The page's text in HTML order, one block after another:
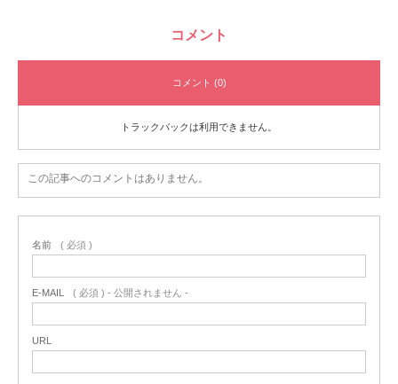
コメント
コメント (0)
トラックバックは利用できません。
この記事へのコメントはありません。
名前 ( 必須 )
E-MAIL ( 必須 ) - 公開されません -
URL